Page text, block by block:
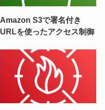
Amazon S3で署名付き
URLを使ったアクセス制御